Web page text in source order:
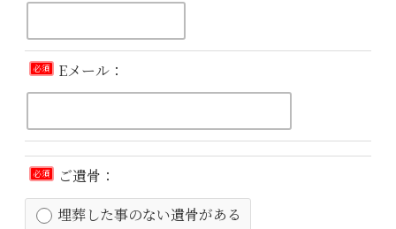
必須 Eメール：
必須
ご遺骨：
埋葬した事のない遺骨がある